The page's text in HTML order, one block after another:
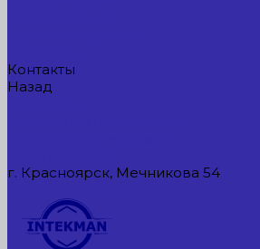
Контакты
Назад
г. Красноярск, Мечникова 54